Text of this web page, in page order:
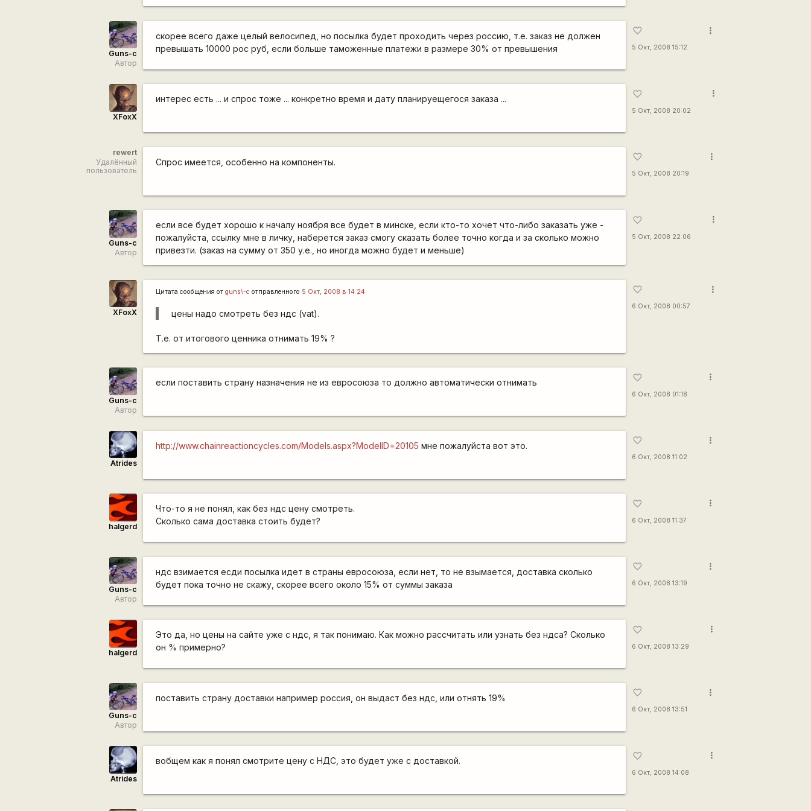
Guns-c
Автор
скорее всего даже целый велосипед, но посылка будет проходить через россию, т.е. заказ не должен
превышать 10000 рос руб, если больше таможенные платежи в размере 30% от превышения
favorite_border
5 Окт, 2008 15:12
more_vert
XFoxX
интерес есть ... и спрос тоже ... конкретно время и дату планируещегося заказа ...
favorite_border
5 Окт, 2008 20:02
more_vert
rewert
Удалённый
пользователь
Спрос имеется, особенно на компоненты.
favorite_border
5 Окт, 2008 20:19
more_vert
Guns-c
Автор
если все будет хорошо к началу ноября все будет в минске, если кто-то хочет что-либо заказать уже -
пожалуйста, ссылку мне в личку, наберется заказ смогу сказать более точно когда и за сколько можно
привезти. (заказ на сумму от 350 у.е., но иногда можно будет и меньше)
favorite_border
5 Окт, 2008 22:06
more_vert
XFoxX
Цитата сообщения отguns\-c отправленного 5 Окт, 2008 в 14:24
цены надо смотреть без ндс (vat).
Т.е. от итогового ценника отнимать 19% ?
favorite_border
6 Окт, 2008 00:57
more_vert
Guns-c
Автор
если поставить страну назначения не из евросоюза то должно автоматически отнимать
favorite_border
6 Окт, 2008 01:18
more_vert
Atrides
http://www.chainreactioncycles.com/Models.aspx?ModelID=20105 мне пожалуйста вот это.
favorite_border
6 Окт, 2008 11:02
more_vert
halgerd
Что-то я не понял, как без ндс цену смотреть.
Сколько сама доставка стоить будет?
favorite_border
6 Окт, 2008 11:37
more_vert
Guns-c
Автор
ндс взимается есди посылка идет в страны евросоюза, если нет, то не взымается, доставка сколько
будет пока точно не скажу, скорее всего около 15% от суммы заказа
favorite_border
6 Окт, 2008 13:19
more_vert
halgerd
Это да, но цены на сайте уже с ндс, я так понимаю. Как можно рассчитать или узнать без ндса? Сколько
он % примерно?
favorite_border
6 Окт, 2008 13:29
more_vert
Guns-c
Автор
поставить страну доставки например россия, он выдаст без ндс, или отнять 19%
favorite_border
6 Окт, 2008 13:51
more_vert
Atrides
вобщем как я понял смотрите цену с НДС, это будет уже с доставкой.
favorite_border
6 Окт, 2008 14:08
more_vert